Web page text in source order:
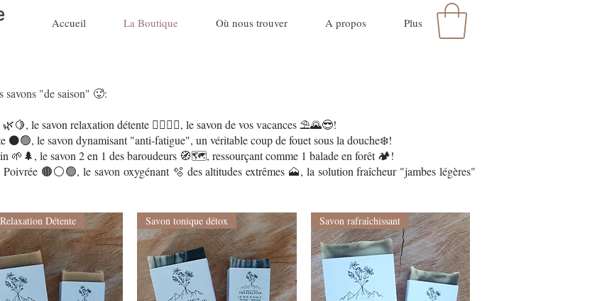
Accueil La Boutique Où nous trouver A propos Plus
savons "de saison" 🥵:
le savon relaxation détente 🧘‍♂️🧘‍♀️, le savon de vos vacances ⛱️🌄😎!
⚫🟢, le savon dynamisant "anti-fatigue", un véritable coup de fouet sous la douche❄️!
🌱🌲, le savon 2 en 1 des baroudeurs 🧭🗺️, ressourçant comme 1 balade en forêt 🏕️!
🟤⚪🟢, le savon oxygénant 🫧 des altitudes extrêmes 🗻, la solution fraîcheur "jambes légères"
Détente Savon tonique détox Savon rafraîchissant